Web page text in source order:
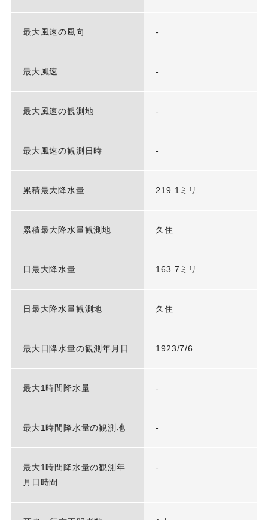
最大風速の風向 -
最大風速 -
最大風速の観測地 -
最大風速の観測日時 -
累積最大降水量 219.1ミリ
累積最大降水量観測地 久住
日最大降水量 163.7ミリ
日最大降水量観測地 久住
最大日降水量の観測年月日 1923/7/6
最大1時間降水量 -
最大1時間降水量の観測地 -
最大1時間降水量の観測年
月日時間
-